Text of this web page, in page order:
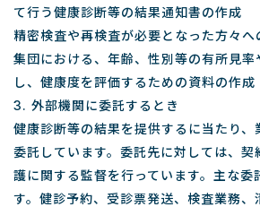
て行う健康診断等の結果通知書の作成
精密検査や再検査が必要となった方々へ
集団における、年齢、性別等の有所見率
し、健康度を評価するための資料の作成
3. 外部機関に委託するとき
健康診断等の結果を提供するに当たり、
委託しています。委託先に対しては、契
護に関する監督を行っています。主な委
す。健診予約、受診票発送、検査業務、